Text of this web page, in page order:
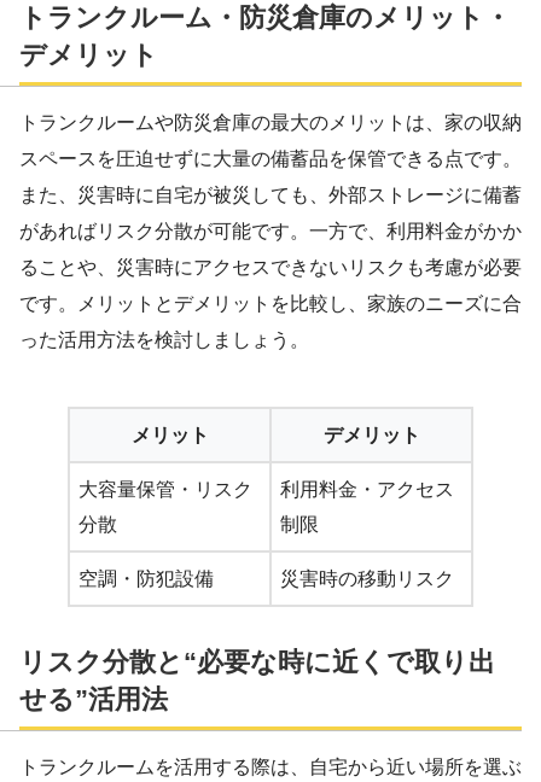
トランクルーム・防災倉庫のメリット・
デメリット
トランクルームや防災倉庫の最大のメリットは、家の収納
スペースを圧迫せずに大量の備蓄品を保管できる点です。
また、災害時に自宅が被災しても、外部ストレージに備蓄
があればリスク分散が可能です。一方で、利用料金がかか
ることや、災害時にアクセスできないリスクも考慮が必要
です。メリットとデメリットを比較し、家族のニーズに合
った活用方法を検討しましょう。
メリット デメリット
大容量保管・リスク
分散
利用料金・アクセス
制限
空調・防犯設備 災害時の移動リスク
リスク分散と“必要な時に近くで取り出
せる”活用法
トランクルームを活用する際は、自宅から近い場所を選ぶ